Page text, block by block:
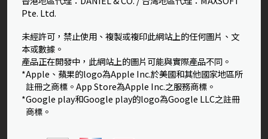
Pte. Ltd.
未經許可，禁止使用、複製或複印此網站上的任何圖片、文
本或數據。
產品正在開發中，此網站上的圖片可能與實際產品不同。
*Apple、蘋果的logo為Apple Inc.於美國和其他國家地區所
註冊之商標。App Store為Apple Inc.之服務商標。
*Google play和Google play的logo為Google LLC之註冊
商標。